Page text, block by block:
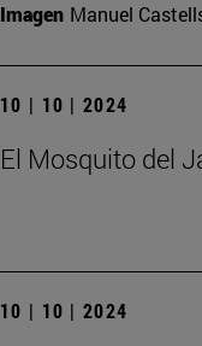
Imagen Manuel
10 | 10 | 2024
El Mosquito del
10 | 10 | 2024